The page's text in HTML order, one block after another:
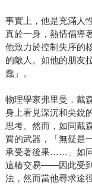
事實上，他是充滿人
真於一身，熱情倡導
他致力於控制失序的
的敵人。如他的朋友
蠢」。
物理學家弗里曼．戴
身上看見深沉和尖銳
思考。然而，如同戴
質的武器，「無疑是
承受著後果……」如
這樁交易——因此受
法，然而當他尋求途